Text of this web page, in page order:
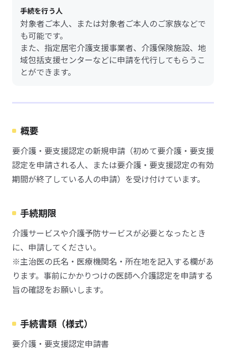
手続を行う人
対象者ご本人、または対象者ご本人のご家族などで
も可能です。
また、指定居宅介護支援事業者、介護保険施設、地
域包括支援センターなどに申請を代行してもらうこ
とができます。
概要
要介護・要支援認定の新規申請（初めて要介護・要支援
認定を申請される人、または要介護・要支援認定の有効
期間が終了している人の申請）を受け付けています。
手続期限
介護サービスや介護予防サービスが必要となったとき
に、申請してください。
※主治医の氏名・医療機関名・所在地を記入する欄があ
ります。事前にかかりつけの医師へ介護認定を申請する
旨の確認をお願いします。
手続書類（様式）
要介護・要支援認定申請書